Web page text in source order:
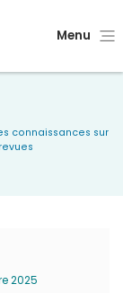
Menu
connaissances sur
2025